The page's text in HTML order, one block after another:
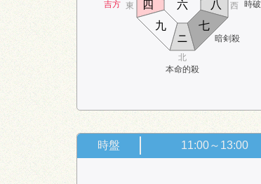
吉方 時破
本命的殺
暗剣殺
北
東 西
ニ
四
六
七
八
九
時盤 11:00～13:00